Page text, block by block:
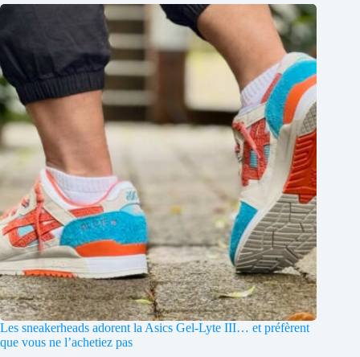
Les sneakerheads adorent la Asics Gel-Lyte III… et préfèrent
que vous ne l’achetiez pas